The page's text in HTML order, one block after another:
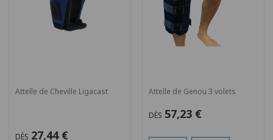
Attelle de Cheville Ligacast
DÈS 27,44 €
Attelle de Genou 3 volets
DÈS 57,23 €